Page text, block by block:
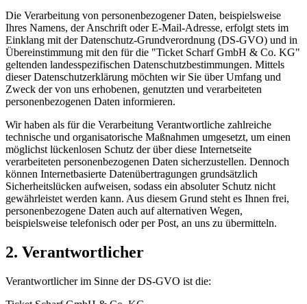
Die Verarbeitung von personenbezogener Daten, beispielsweise
Ihres Namens, der Anschrift oder E-Mail-Adresse, erfolgt stets im
Einklang mit der Datenschutz-Grundverordnung (DS-GVO) und in
Übereinstimmung mit den für die "Ticket Scharf GmbH & Co. KG"
geltenden landesspezifischen Datenschutzbestimmungen. Mittels
dieser Datenschutzerklärung möchten wir Sie über Umfang und
Zweck der von uns erhobenen, genutzten und verarbeiteten
personenbezogenen Daten informieren.
Wir haben als für die Verarbeitung Verantwortliche zahlreiche
technische und organisatorische Maßnahmen umgesetzt, um einen
möglichst lückenlosen Schutz der über diese Internetseite
verarbeiteten personenbezogenen Daten sicherzustellen. Dennoch
können Internetbasierte Datenübertragungen grundsätzlich
Sicherheitslücken aufweisen, sodass ein absoluter Schutz nicht
gewährleistet werden kann. Aus diesem Grund steht es Ihnen frei,
personenbezogene Daten auch auf alternativen Wegen,
beispielsweise telefonisch oder per Post, an uns zu übermitteln.
2. Verantwortlicher
Verantwortlicher im Sinne der DS-GVO ist die: